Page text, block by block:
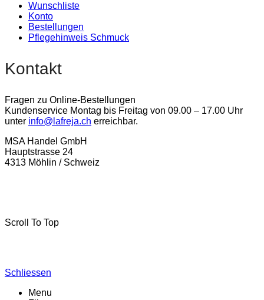
Wunschliste
Konto
Bestellungen
Pflegehinweis Schmuck
Kontakt
Fragen zu Online-Bestellungen
Kundenservice Montag bis Freitag von 09.00 – 17.00 Uhr
unter info@lafreja.ch erreichbar.
MSA Handel GmbH
Hauptstrasse 24
4313 Möhlin / Schweiz
Scroll To Top
Schliessen
Menu